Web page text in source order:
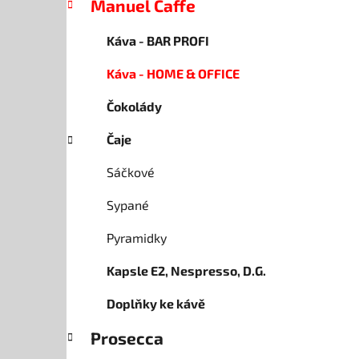
p
Manuel Caffe
Káva - BAR PROFI
Káva - HOME & OFFICE
Čokolády
Čaje
Sáčkové
Sypané
Pyramidky
Kapsle E2, Nespresso, D.G.
Doplňky ke kávě
Prosecca